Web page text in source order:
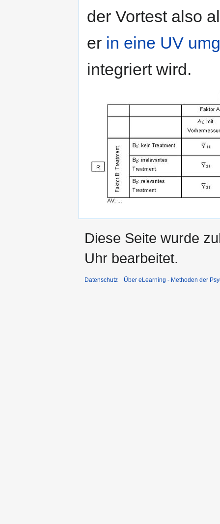
der Vortest also
er in eine UV
integriert wird.
Diese Seite wurde
Uhr bearbeitet.
Datenschutz Über eLearning - Methoden der